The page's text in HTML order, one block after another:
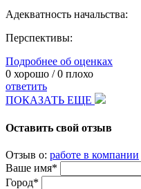
Адекватность начальства:
Перспективы:
Подробнее об оценках
0 хорошо /0 плохо
ответить
ПОКАЗАТЬ ЕЩЕ
Оставить свой отзыв
Отзыв о: работе в компании
Ваше имя*
Город*